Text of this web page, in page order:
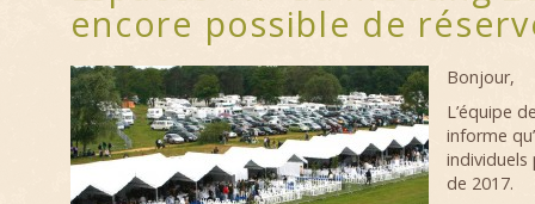
encore possible de
Bonjour,
L’équipe
informe
de 2017.